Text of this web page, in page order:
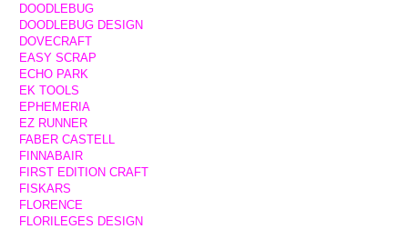
DOODLEBUG
DOODLEBUG DESIGN
DOVECRAFT
EASY SCRAP
ECHO PARK
EK TOOLS
EPHEMERIA
EZ RUNNER
FABER CASTELL
FINNABAIR
FIRST EDITION CRAFT
FISKARS
FLORENCE
FLORILEGES DESIGN